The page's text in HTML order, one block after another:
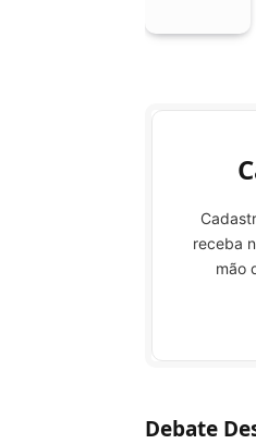
receba
mão
Debate